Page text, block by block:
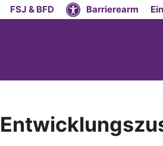
FSJ & BFD Barrierearm